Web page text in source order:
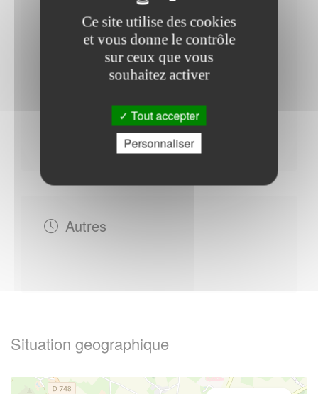
Du Jeudi au Vendredi : - 09h00 à 12h30 - 15h00 à
Mercredi : - 09h00 à 12h30
Autres
Situation geographique
Ce site utilise des cookies
et vous donne le contrôle
sur ceux que vous
souhaitez activer
Tout accepter
Personnaliser